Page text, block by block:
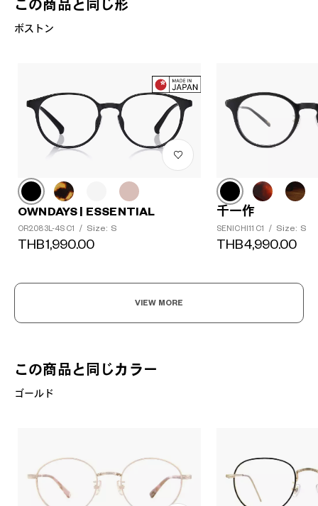
この商品と同じ形
ボストン
OWNDAYS | ESSENTIAL
OR2083L-4S C1 / Size: S
THB1,990.00
千一作
SENICHI11 C1 / Size: S
THB4,990.00
VIEW MORE
この商品と同じカラー
ゴールド